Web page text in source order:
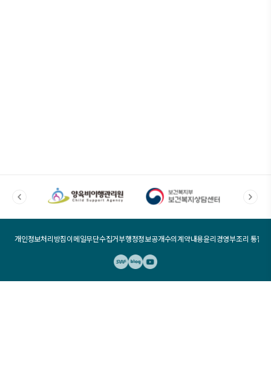
이전 다음
개인정보처리방침이메일무단수집거부행정정보공개수의계약내용윤리경영부조리 통합
서울시복지재단
복지재단
블로그
청년부상제대군인
상담센터